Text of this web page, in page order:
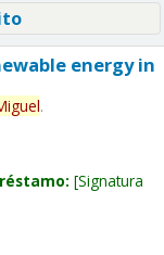
energy in
.
Signatura